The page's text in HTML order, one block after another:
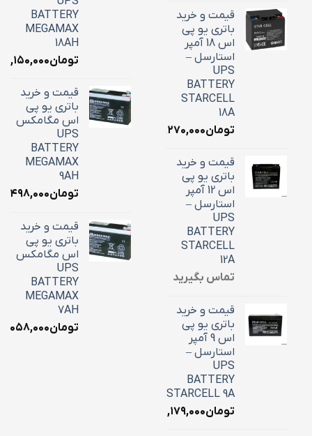
قیمت و خرید
باتری یو پی
اس 18 آمپر
استارسل –
UPS
BATTERY
STARCELL
18A
تومان۶,۲۷۰,۰۰۰
قیمت و خرید
باتری یو پی
اس 12 آمپر
استارسل –
UPS
BATTERY
STARCELL
12A
تماس بگیرید
قیمت و خرید
باتری یو پی
اس 9 آمپر
استارسل –
UPS
BATTERY
STARCELL 9A
تومان۳,۱۷۹,۰۰۰
BATTERY
MEGAMAX
18AH
تومان۷,۱۵۰,۰۰۰
قیمت و خرید
باتری یو پی
اس مگامکس
UPS
BATTERY
MEGAMAX
9AH
تومان
قیمت و خرید
باتری یو پی
اس مگامکس
UPS
BATTERY
MEGAMAX
7AH
تومان